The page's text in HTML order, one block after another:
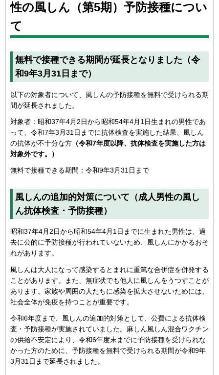
性の風しん（第5期）予防接種につい
て
無料で接種できる期間が延長となりました（令
和9年3月31日まで）
以下の対象者について、風しんの予防接種を無料で受けられる期
間が延長されました。
対象者：昭和37年4月2日から昭和54年4月1日生まれの男性であ
って、令和7年3月31日までに抗体検査を実施した結果、風しん
の抗体が不十分な方 （令和7年度以降、抗体検査を実施した方は
対象外です。）
無料で接種できる期間：令和9年3月31日まで
風しんの追加的対策について（成人男性の風し
ん抗体検査・予防接種）
昭和37年4月2日から昭和54年4月1日までに生まれた男性は、過
去に公的に予防接種が行われていないため、風しんにかかるおそ
れがあります。
風しんは大人になって感染するとまれに重篤な合併症を併発する
ことがあります。また、無症状でも他人に風しんをうつすことが
あります。家族や周囲の人たちに感染を拡大させないためには、
社会全体が免疫を持つことが重要です。
令和6年度まで、風しんの追加的対策として、公費による抗体検
査・予防接種が実施されていました。麻しん風しん混合ワクチン
の供給不安定により、令和6年度末までに予防接種を受けられな
かった方のために、予防接種を無料で受けられる期間が令和9年
3月31日まで延長されました。